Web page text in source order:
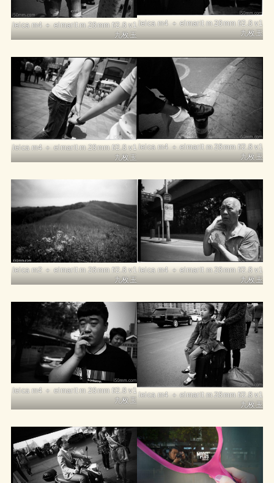
leica m4 ＋ elmarit m 28mm f/2.8 v1
九枚玉
leica m4 ＋ elmarit m 28mm f/2.8 v1
九枚玉
leica m4 ＋ elmarit m 28mm f/2.8 v1
九枚玉
leica m4 ＋ elmarit m 28mm f/2.8 v1
九枚玉
leica m2 ＋ elmarit m 28mm f/2.8 v1
九枚玉
leica m4 ＋ elmarit m 28mm f/2.8 v1
九枚玉
leica m4 ＋ elmarit m 28mm f/2.8 v1
九枚玉
leica m4 ＋ elmarit m 28mm f/2.8 v1
九枚玉